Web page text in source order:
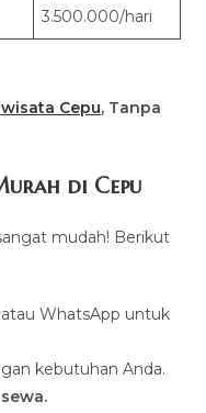
3.500.000/hari
Cepu, Tanpa
di Cepu
mudah! Berikut
WhatsApp untuk
kebutuhan Anda.